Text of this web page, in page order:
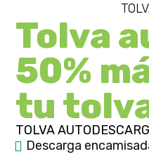
Tolva
50%
tu
TOLVA
Descarga